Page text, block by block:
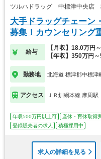
ツルハドラッグ 中標津中央店
大手ドラッグチェーン
募集！カウンセリング
給与
【月収】18.0万円
【年収】350万円
勤務地 北海道 標津郡中標津
アクセス ＪＲ釧網本線 摩周駅
年収500万円以上可 産休・育休取得
登録販売者の求人
積極採用中
求人の詳細を見る